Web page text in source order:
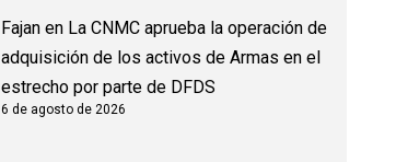
Fajanen La CNMC aprueba la operación de
adquisición de los activos de Armas en el
estrecho por parte de DFDS
6 de agosto de 2026